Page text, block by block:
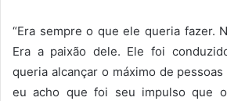
“Era sempre o que ele queria fazer.
Era a paixão dele. Ele foi
queria alcançar o máximo de
eu acho que foi seu impulso que